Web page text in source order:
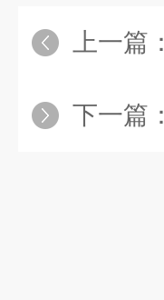
上一篇：
下一篇：